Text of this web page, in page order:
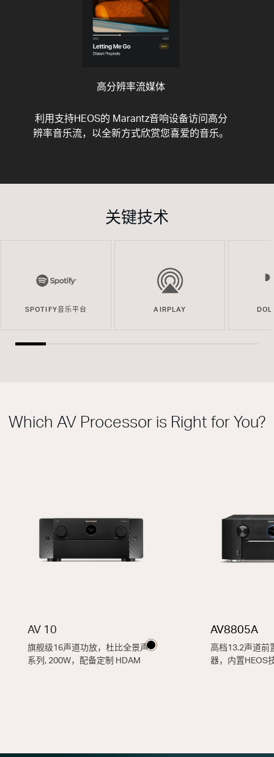
高分辨率流媒体
利用支持HEOS的 Marantz音响设备访问高分
辨率音乐流，以全新方式欣赏您喜爱的音乐。
关键技术
SPOTIFY音乐平台 AIRPLAY
Which AV Processor is Right for You?
AV 10
旗舰级16声道功放，杜比全景声
系列, 200W，配备定制 HDAM
AV8805A
高档13.2声道前
器，内置HEOS